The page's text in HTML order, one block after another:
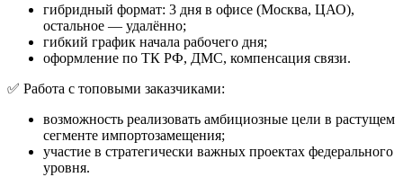
гибридный формат: 3 дня в офисе (Москва, ЦАО),
остальное — удалённо;
гибкий график начала рабочего дня;
оформление по ТК РФ, ДМС, компенсация связи.
✅ Работа с топовыми заказчиками:
возможность реализовать амбициозные цели в растущем
сегменте импортозамещения;
участие в стратегически важных проектах федерального
уровня.